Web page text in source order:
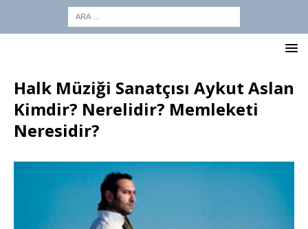
Halk Müziği Sanatçısı Aykut Aslan
Kimdir? Nerelidir? Memleketi
Neresidir?